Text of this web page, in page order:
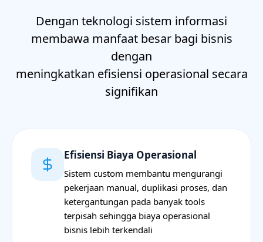
Dengan teknologi sistem informasi
membawa manfaat besar bagi bisnis
dengan
meningkatkan efisiensi operasional secara
signifikan
Efisiensi Biaya Operasional
Sistem custom membantu mengurangi
pekerjaan manual, duplikasi proses, dan
ketergantungan pada banyak tools
terpisah sehingga biaya operasional
bisnis lebih terkendali